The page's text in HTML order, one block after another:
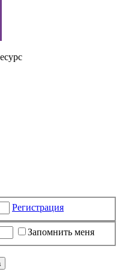
Регистрация
Запомнить меня